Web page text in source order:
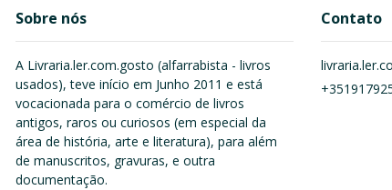
Sobre nós
A Livraria.ler.com.gosto (alfarrabista - livros
usados), teve início em Junho 2011 e está
vocacionada para o comércio de livros
antigos, raros ou curiosos (em especial da
área de história, arte e literatura), para além
de manuscritos, gravuras, e outra
documentação.
Contato